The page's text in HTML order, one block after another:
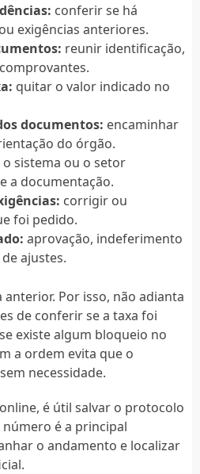
conferir se há
exigências anteriores.
reunir identificação,
quitar o valor indicado no
documentos: encaminhar
do órgão.
o sistema ou o setor
a documentação.
corrigir ou
foi pedido.
aprovação, indeferimento
ajustes.
anterior. Por isso, não adianta
de conferir se a taxa foi
existe algum bloqueio no
a ordem evita que o
necessidade.
é útil salvar o protocolo
número é a principal
o andamento e localizar